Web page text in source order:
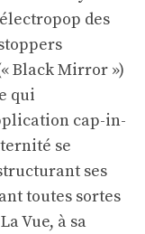
des
Black Mirror »)
qui
cap-in-
se
ses
toutes sortes
Vue, à sa